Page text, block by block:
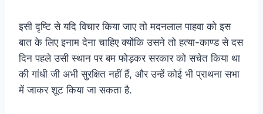
इसी दृष्टि से यदि विचार किया जाए तो मदनलाल पाहवा को इस
बात के लिए इनाम देना चाहिए क्योंकि उसने तो हत्या-काण्ड से दस
दिन पहले उसी स्थान पर बम फोड़कर सरकार को सचेत किया था
की गांधी जी अभी सुरक्षित नहीं हैं, और उन्हें कोई भी प्राथना सभा
में जाकर शूट किया जा सकता है.